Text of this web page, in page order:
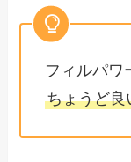
フィルパワ
ちょうど良